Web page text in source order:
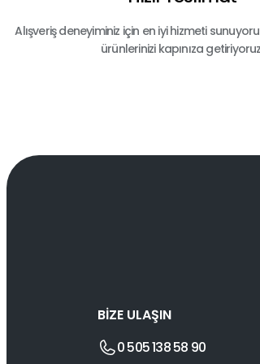
Alışveriş deneyiminiz için en iyi hizmeti
ürünlerinizi kapınıza
BİZE ULAŞIN
0 505 138 58 90